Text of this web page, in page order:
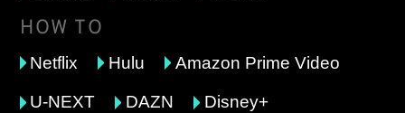
HOW TO
Netflix Hulu Amazon Prime Video
U-NEXT DAZN Disney+